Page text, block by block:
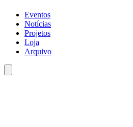
Eventos
Notícias
Projetos
Loja
Arquivo